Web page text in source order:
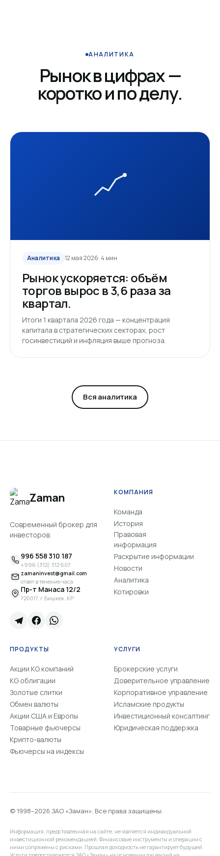
АНАЛИТИКА
Рынок в цифрах —
коротко и по делу.
Аналитика 12 мая 2026· 4 мин
Рынок ускоряется: объём
торгов вырос в 3,6 раза за
квартал.
Итоги 1 квартала 2026 года — концентрация
капитала в стратегических секторах, рост
госинвестиций и инфляция выше прогноза.
Вся аналитика
Zaman
Современный брокер для
инвесторов.
996 558 310 187
+996 (312) 312 607
zamaninvest@gmail.com
ответ в течение часа
Пр-т Манаса 12/2
720017, г.Бишкек, КР
ПРОДУКТЫ
Акции KG компаний
KG облигации
Золотые слитки
Обмен валюты
Акции США и Европы
Товарные фьючерсы
Крипто-валюты
Фьючерсы на индексы
УСЛУГИ
Брокерские услуги
Доверительное управление
Корпоративное управление
Исламские продукты
Инвестиционный консалтинг
Юридическая поддержка
КОМПАНИЯ
Команда
История
Правовая
информация
Раскрытие информации
Новости
Аналитика
Котировки
© 1998–2026 ЗАО «Заман». Все права защищены.
Информация, представленная на сайте, не является индивидуальной
инвестиционной рекомендацией. Финансовые инструменты и операции с
ними сопряжены с рисками. Прошлая доходность не гарантирует будущей.